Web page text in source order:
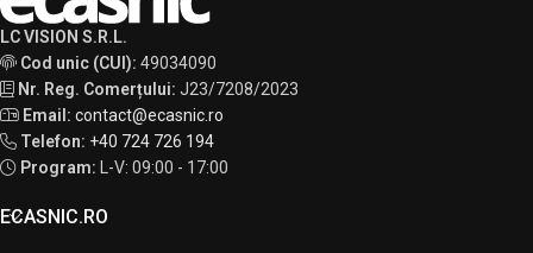
LC VISION S.R.L.
Cod unic (CUI): 49034090
Nr. Reg. Comerțului: J23/7208/2023
Email: contact@ecasnic.ro
Telefon: +40 724 726 194
Program:
L-V: 09:00 - 17:00
ECASNIC.RO